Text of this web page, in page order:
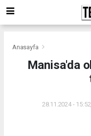
Anasayfa
Manisa'da
28.11.2024 -